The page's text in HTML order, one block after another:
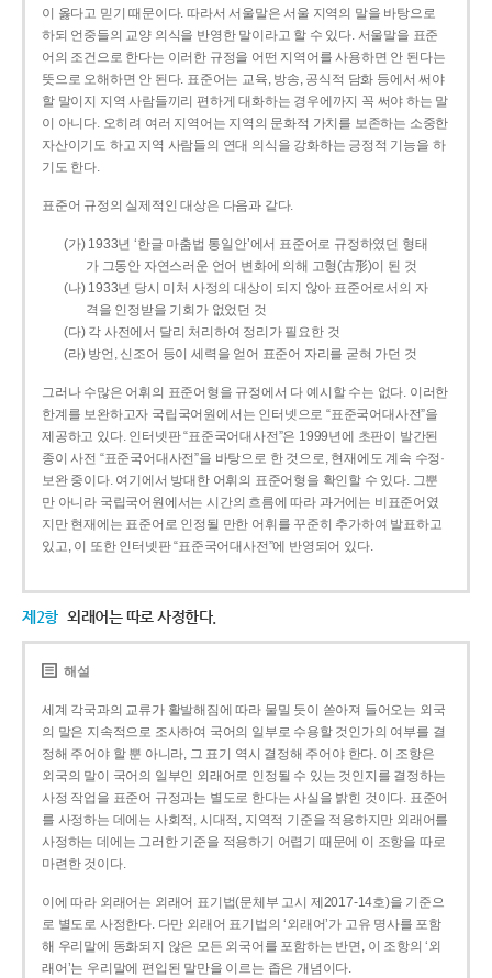
이 옳다고 믿기 때문이다. 따라서 서울말은 서울 지역의 말을 바탕으로
하되 언중들의 교양 의식을 반영한 말이라고 할 수 있다. 서울말을 표준
어의 조건으로 한다는 이러한 규정을 어떤 지역어를 사용하면 안 된다는
뜻으로 오해하면 안 된다. 표준어는 교육, 방송, 공식적 담화 등에서 써야
할 말이지 지역 사람들끼리 편하게 대화하는 경우에까지 꼭 써야 하는 말
이 아니다. 오히려 여러 지역어는 지역의 문화적 가치를 보존하는 소중한
자산이기도 하고 지역 사람들의 연대 의식을 강화하는 긍정적 기능을 하
기도 한다.
표준어 규정의 실제적인 대상은 다음과 같다.
(가) 1933년 ‘한글 마춤법 통일안’에서 표준어로 규정하였던 형태
가 그동안 자연스러운 언어 변화에 의해 고형(古形)이 된 것
(나) 1933년 당시 미처 사정의 대상이 되지 않아 표준어로서의 자
격을 인정받을 기회가 없었던 것
(다) 각 사전에서 달리 처리하여 정리가 필요한 것
(라) 방언, 신조어 등이 세력을 얻어 표준어 자리를 굳혀 가던 것
그러나 수많은 어휘의 표준어형을 규정에서 다 예시할 수는 없다. 이러한
한계를 보완하고자 국립국어원에서는 인터넷으로 “표준국어대사전”을
제공하고 있다. 인터넷판 “표준국어대사전”은 1999년에 초판이 발간된
종이 사전 “표준국어대사전”을 바탕으로 한 것으로, 현재에도 계속 수정·
보완 중이다. 여기에서 방대한 어휘의 표준어형을 확인할 수 있다. 그뿐
만 아니라 국립국어원에서는 시간의 흐름에 따라 과거에는 비표준어였
지만 현재에는 표준어로 인정될 만한 어휘를 꾸준히 추가하여 발표하고
있고, 이 또한 인터넷판 “표준국어대사전”에 반영되어 있다.
제2항 외래어는 따로 사정한다.
해설
세계 각국과의 교류가 활발해짐에 따라 물밀 듯이 쏟아져 들어오는 외국
의 말은 지속적으로 조사하여 국어의 일부로 수용할 것인가의 여부를 결
정해 주어야 할 뿐 아니라, 그 표기 역시 결정해 주어야 한다. 이 조항은
외국의 말이 국어의 일부인 외래어로 인정될 수 있는 것인지를 결정하는
사정 작업을 표준어 규정과는 별도로 한다는 사실을 밝힌 것이다. 표준어
를 사정하는 데에는 사회적, 시대적, 지역적 기준을 적용하지만 외래어를
사정하는 데에는 그러한 기준을 적용하기 어렵기 때문에 이 조항을 따로
마련한 것이다.
이에 따라 외래어는 외래어 표기법(문체부 고시 제2017-14호)을 기준으
로 별도로 사정한다. 다만 외래어 표기법의 ‘외래어’가 고유 명사를 포함
해 우리말에 동화되지 않은 모든 외국어를 포함하는 반면, 이 조항의 ‘외
래어’는 우리말에 편입된 말만을 이르는 좁은 개념이다.